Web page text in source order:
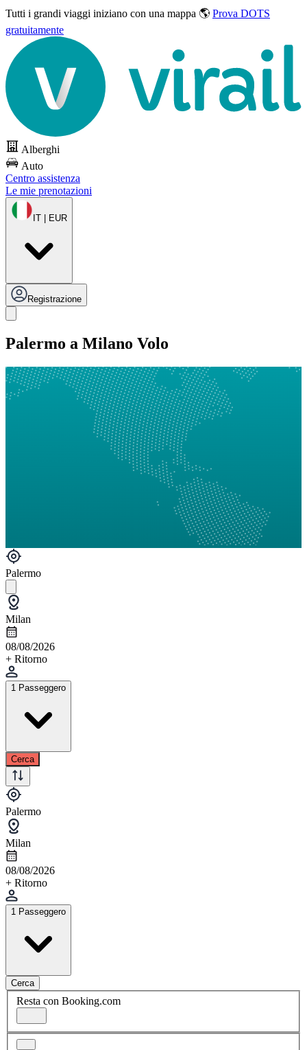
Tutti i grandi viaggi iniziano con una mappa 🌎 Prova DOTS
gratuitamente
Alberghi
Auto
Centro assistenza
Le mie prenotazioni
IT | EUR
Registrazione
Palermo a Milano Volo
Palermo
Milan
08/08/2026
+ Ritorno
1 Passeggero
Cerca
Palermo
Milan
08/08/2026
+ Ritorno
1 Passeggero
Cerca
Resta con Booking.com